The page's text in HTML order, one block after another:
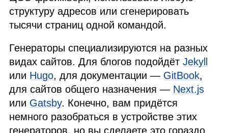
структуру адресов или сгенерировать
тысячи страниц одной командой.
Генераторы специализируются на разных
видах сайтов. Для блогов подойдётJekyll
или Hugo, для документации — GitBook,
для сайтов общего назначения — Next.js
или Gatsby. Конечно, вам придётся
немного разобраться в устройстве этих
генераторов, но вы сделаете это гораздо